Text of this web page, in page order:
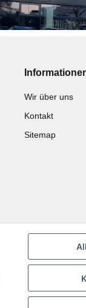
Wir über uns
Kontakt
Sitemap